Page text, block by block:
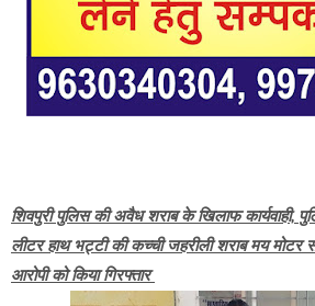
शिवपुरी पुलिस की अवैध शराब के खिलाफ कार्यवाही,
लीटर हाथ भट्टी की कच्ची जहरीली शराब मय
आरोपी को किया गिरफ्तार